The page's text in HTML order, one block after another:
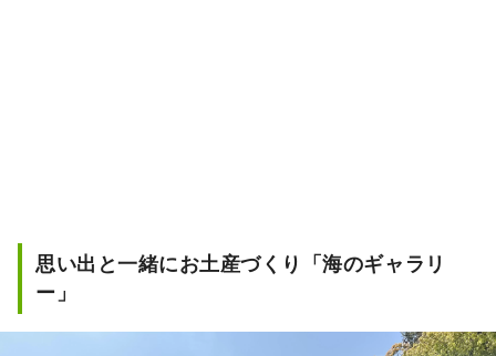
思い出と一緒にお土産づくり「海のギャラリ
ー」